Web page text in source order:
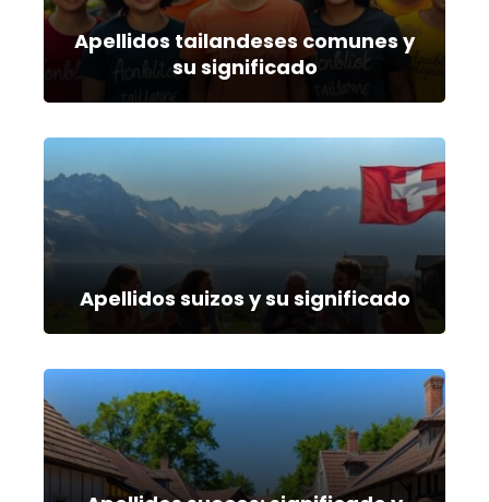
Apellidos tailandeses comunes y
su significado
Apellidos suizos y su significado